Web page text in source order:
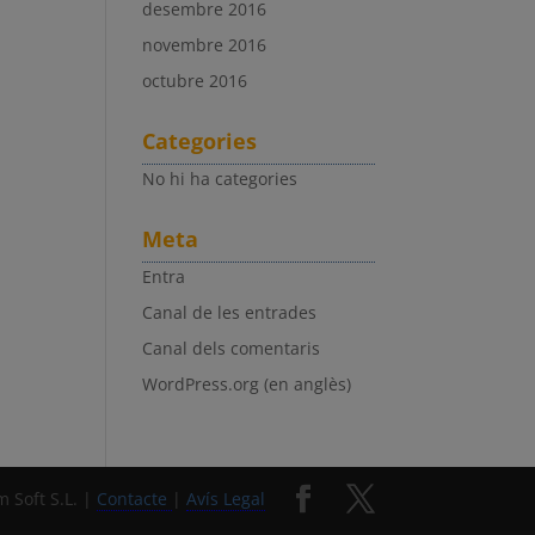
desembre 2016
novembre 2016
octubre 2016
Categories
No hi ha categories
Meta
Entra
Canal de les entrades
Canal dels comentaris
WordPress.org (en anglès)
Soft S.L. | Contacte | Avís Legal